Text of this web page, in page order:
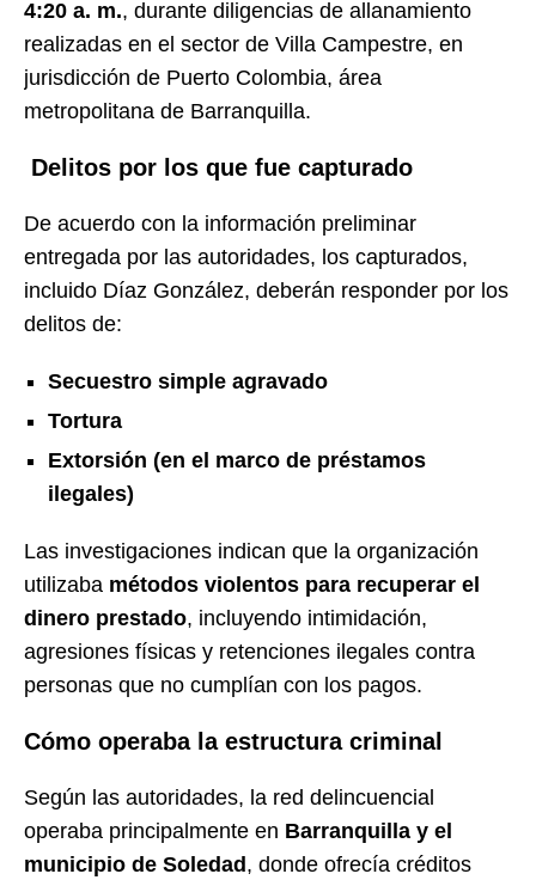
4:20 a. m., durante diligencias de allanamiento
realizadas en el sector de Villa Campestre, en
jurisdicción de Puerto Colombia, área
metropolitana de Barranquilla.
Delitos por los que fue capturado
De acuerdo con la información preliminar
entregada por las autoridades, los capturados,
incluido Díaz González, deberán responder por los
delitos de:
Secuestro simple agravado
Tortura
Extorsión (en el marco de préstamos
ilegales)
Las investigaciones indican que la organización
utilizaba métodos violentos para recuperar el
dinero prestado, incluyendo intimidación,
agresiones físicas y retenciones ilegales contra
personas que no cumplían con los pagos.
Cómo operaba la estructura criminal
Según las autoridades, la red delincuencial
operaba principalmente en Barranquilla y el
municipio de Soledad, donde ofrecía créditos